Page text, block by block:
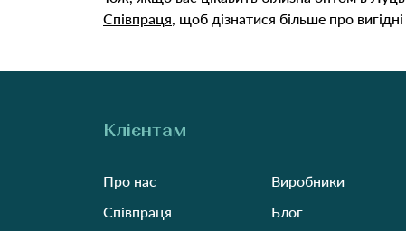
Співпраця, щоб дізнатися більше про
Клієнтам
Про нас
Співпраця
Виробники
Блог